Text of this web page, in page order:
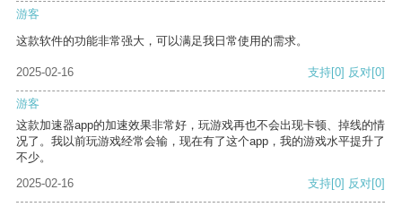
游客
这款软件的功能非常强大，可以满足我日常使用的需求。
2025-02-16 支持[0] 反对[0]
游客
这款加速器app的加速效果非常好，玩游戏再也不会出现卡顿、掉线的情
况了。我以前玩游戏经常会输，现在有了这个app，我的游戏水平提升了
不少。
2025-02-16
支持[0] 反对[0]